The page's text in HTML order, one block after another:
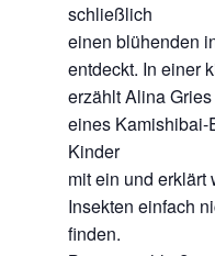
schließlich
einen blühenden
entdeckt. In einer
erzählt Alina
eines Kamishibai-
Kinder
mit ein und erklärt
Insekten einfach
finden.